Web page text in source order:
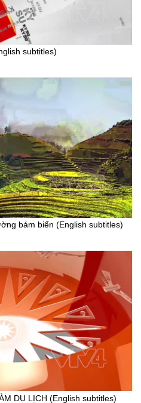
subtitles)
bám biển (English subtitles)
DU LỊCH (English subtitles)